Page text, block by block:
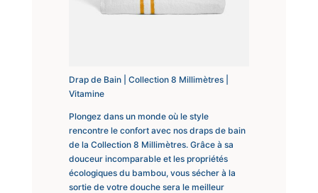
Drap de Bain | Collection 8 Millimètres |
Vitamine
Plongez dans un monde où le style
rencontre le confort avec nos draps de bain
de la Collection 8 Millimètres. Grâce à sa
douceur incomparable et les propriétés
écologiques du bambou, vous sécher à la
sortie de votre douche sera le meilleur